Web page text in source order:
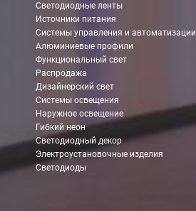
Светодиодные ленты
Источники питания
Системы управления и автоматизации
Алюминиевые профили
Функциональный свет
Распродажа
Дизайнерский свет
Системы освещения
Наружное освещение
Гибкий неон
Светодиодный декор
Электроустановочные изделия
Светодиоды